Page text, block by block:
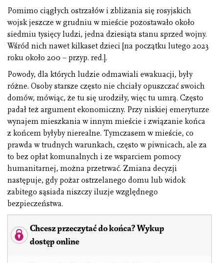
Pomimo ciągłych ostrzałów i zbliżania się rosyjskich
wojsk jeszcze w grudniu w mieście pozostawało około
siedmiu tysięcy ludzi, jedna dziesiąta stanu sprzed wojny.
Wśród nich nawet kilkaset dzieci [na początku lutego 2023
roku około 200 – przyp. red.].
Powody, dla których ludzie odmawiali ewakuacji, były
różne. Osoby starsze często nie chciały opuszczać swoich
domów, mówiąc, że tu się urodziły, więc tu umrą. Często
padał też argument ekonomiczny. Przy niskiej emeryturze
wynajem mieszkania w innym mieście i związanie końca
z końcem byłyby nierealne. Tymczasem w mieście, co
prawda w trudnych warunkach, często w piwnicach, ale za
to bez opłat komunalnych i ze wsparciem pomocy
humanitarnej, można przetrwać. Zmiana decyzji
następuje, gdy pożar ostrzelanego domu lub widok
zabitego sąsiada niszczy iluzje względnego
bezpieczeństwa.
Chcesz przeczytać do końca? Wykup
dostęp online